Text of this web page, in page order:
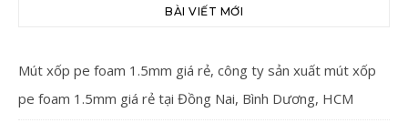
BÀI VIẾT MỚI
Mút xốp pe foam 1.5mm giá rẻ, công ty sản xuất mút xốp
pe foam 1.5mm giá rẻ tại Đồng Nai, Bình Dương, HCM